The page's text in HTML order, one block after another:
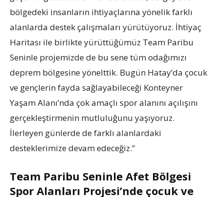
bölgedeki insanların ihtiyaçlarına yönelik farklı
alanlarda destek çalışmaları yürütüyoruz. İhtiyaç
Haritası ile birlikte yürüttüğümüz Team Paribu
Seninle projemizde de bu sene tüm odağımızı
deprem bölgesine yönelttik. Bugün Hatay’da çocuk
ve gençlerin fayda sağlayabileceği Konteyner
Yaşam Alanı’nda çok amaçlı spor alanını açılışını
gerçekleştirmenin mutluluğunu yaşıyoruz.
İlerleyen günlerde de farklı alanlardaki
desteklerimize devam edeceğiz.”
Team Paribu Seninle Afet Bölgesi
Spor Alanları Projesi’nde çocuk ve